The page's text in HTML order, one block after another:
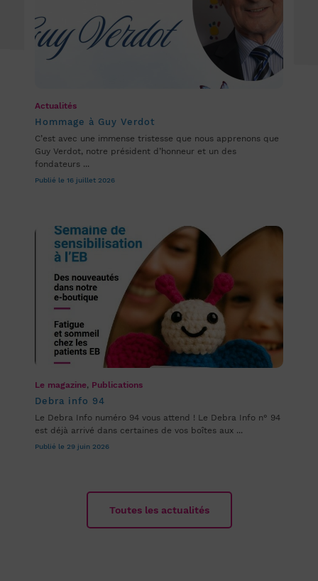
Actualités
Hommage à Guy Verdot
C’est avec une immense tristesse que nous apprenons que
Guy Verdot, notre président d’honneur et un des
fondateurs ...
Publié le 16 juillet 2026
Le magazine, Publications
Debra info 94
Le Debra Info numéro 94 vous attend ! Le Debra Info n° 94
est déjà arrivé dans certaines de vos boîtes aux ...
Publié le 29 juin 2026
Toutes les actualités